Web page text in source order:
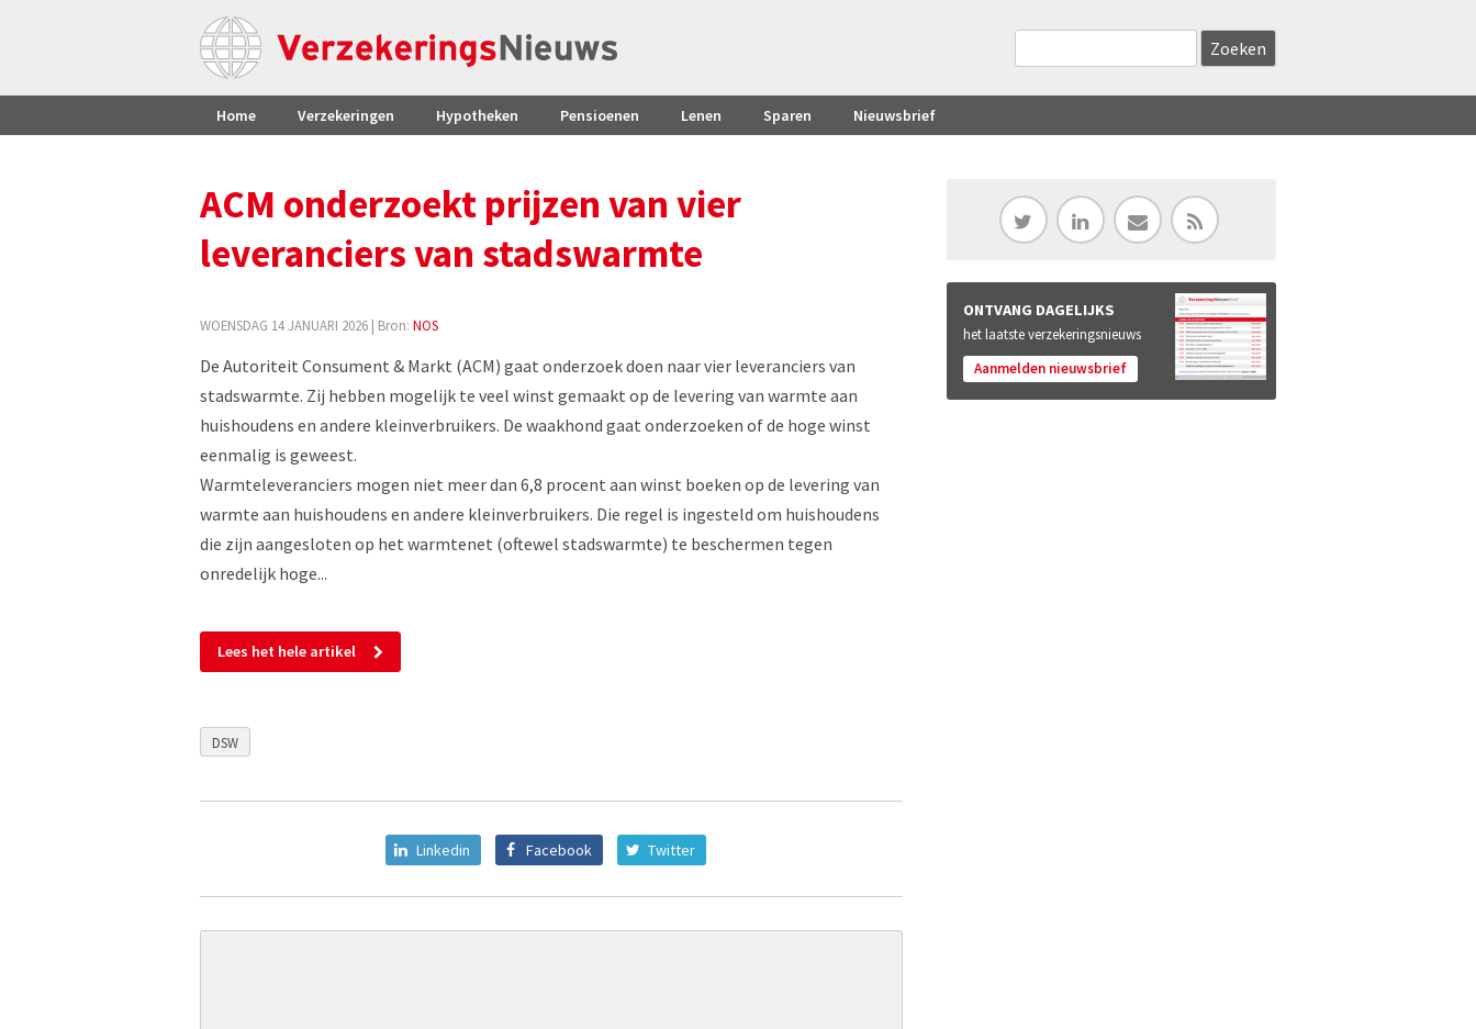
Home Verzekeringen Hypotheken Pensioenen Lenen Sparen Nieuwsbrief
ACM onderzoekt prijzen van vier
leveranciers van stadswarmte
WOENSDAG 14 JANUARI 2026 | Bron: NOS
De Autoriteit Consument & Markt (ACM) gaat onderzoek doen naar vier leveranciers van
stadswarmte. Zij hebben mogelijk te veel winst gemaakt op de levering van warmte aan
huishoudens en andere kleinverbruikers. De waakhond gaat onderzoeken of de hoge winst
eenmalig is geweest.
Warmteleveranciers mogen niet meer dan 6,8 procent aan winst boeken op de levering van
warmte aan huishoudens en andere kleinverbruikers. Die regel is ingesteld om huishoudens
die zijn aangesloten op het warmtenet (oftewel stadswarmte) te beschermen tegen
onredelijk hoge...
Lees het hele artikel
DSW
Linkedin Facebook Twitter
ONTVANG DAGELIJKS
het laatste verzekeringsnieuws
Aanmelden nieuwsbrief